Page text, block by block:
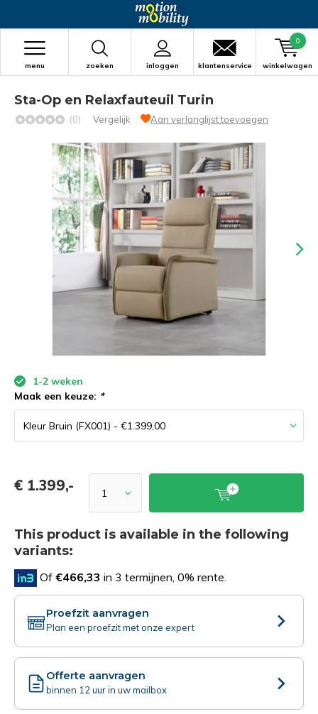
zoeken inloggen
menu klantenservice winkelwagen
0
Sta-Op en Relaxfauteuil Turin
(0) Vergelijk Aan verlanglijst toevoegen
1-2 weken
Maak een keuze: *
€ 1.399,-
This product is available in the following
variants:
Of €466,33 in 3 termijnen, 0% rente.
Proefzit aanvragen
Plan een proefzit met onze expert
Offerte aanvragen
binnen 12 uur in uw mailbox